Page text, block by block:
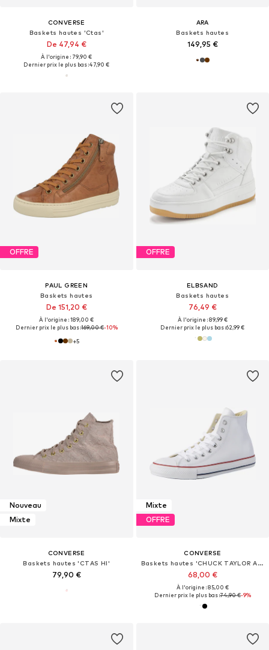
CONVERSE
Baskets hautes 'Ctas'
De 47,94 €
À l'origine : 79,90 €
Dernier prix le plus bas :47,90 €
ARA
Baskets hautes
149,95 €
OFFRE
PAUL GREEN
Baskets hautes
De 151,20 €
À l'origine : 189,00 €
Dernier prix le plus bas :169,00 €-10%
+5
OFFRE
ELBSAND
Baskets hautes
76,49 €
À l'origine : 89,99 €
Dernier prix le plus bas :62,99 €
Nouveau
Mixte
CONVERSE
Baskets hautes 'CTAS HI'
79,90 €
Mixte
OFFRE
CONVERSE
Baskets hautes 'CHUCK TAYLOR ALL STAR CLASSIC'
68,00 €
À l'origine : 85,00 €
Dernier prix le plus bas :74,90 €-9%